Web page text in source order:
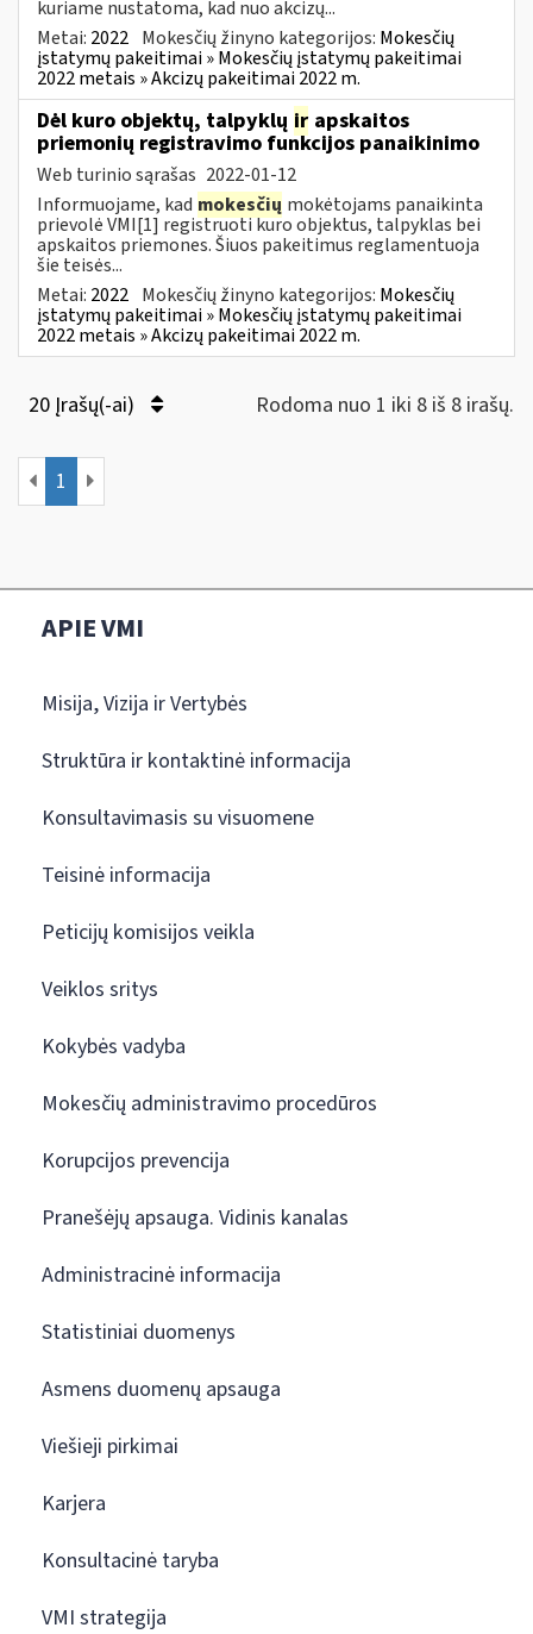
kuriame nustatoma, kad nuo akcizų...
Metai: 2022 Mokesčių žinyno kategorijos: Mokesčių
įstatymų pakeitimai » Mokesčių įstatymų pakeitimai
2022 metais » Akcizų pakeitimai 2022 m.
Dėl kuro objektų, talpyklų ir apskaitos
priemonių registravimo funkcijos panaikinimo
Web turinio sąrašas 2022-01-12
Informuojame, kad mokesčių mokėtojams panaikinta
prievolė VMI[1] registruoti kuro objektus, talpyklas bei
apskaitos priemones. Šiuos pakeitimus reglamentuoja
šie teisės...
Metai: 2022 Mokesčių žinyno kategorijos: Mokesčių
įstatymų pakeitimai » Mokesčių įstatymų pakeitimai
2022 metais » Akcizų pakeitimai 2022 m.
20 Įrašų(-ai) Rodoma nuo 1 iki 8 iš 8 irašų.
1
APIE VMI
Misija, Vizija ir Vertybės
Struktūra ir kontaktinė informacija
Konsultavimasis su visuomene
Teisinė informacija
Peticijų komisijos veikla
Veiklos sritys
Kokybės vadyba
Mokesčių administravimo procedūros
Korupcijos prevencija
Pranešėjų apsauga. Vidinis kanalas
Administracinė informacija
Statistiniai duomenys
Asmens duomenų apsauga
Viešieji pirkimai
Karjera
Konsultacinė taryba
VMI strategija